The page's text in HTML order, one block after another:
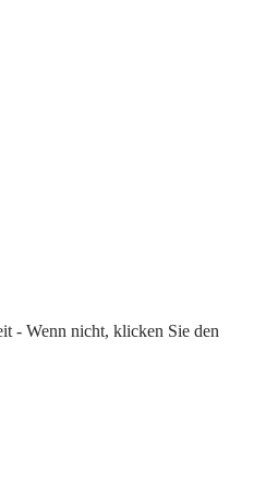
- Wenn nicht, klicken Sie den